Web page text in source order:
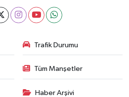
Trafik Durumu
Tüm Manşetler
Haber Arşivi